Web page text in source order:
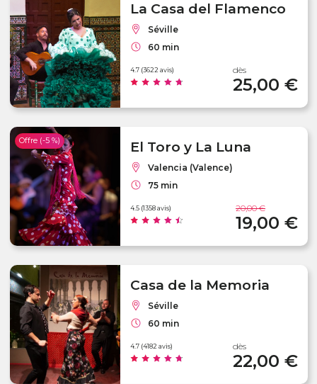
La Casa del Flamenco
Séville
60 min
4.7 (3622 avis) dès
25,00 €
Offre (-5 %) El Toro y La Luna
Valencia (Valence)
75 min
4.5 (1358 avis) 20,00 €
19,00 €
Casa de la Memoria
Séville
60 min
4.7 (4182 avis) dès
22,00 €